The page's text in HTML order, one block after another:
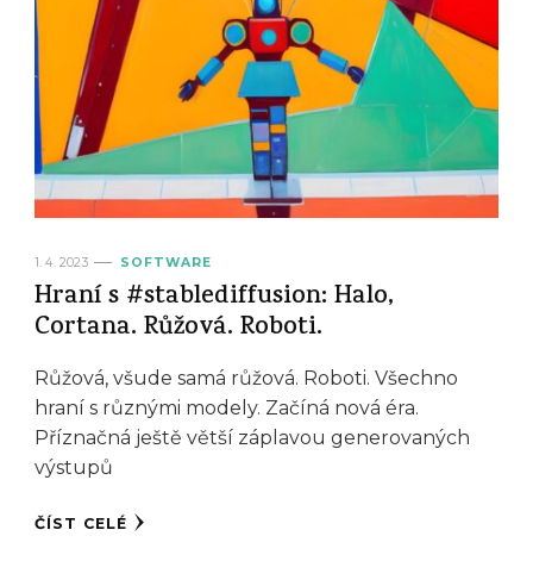
1. 4. 2023 SOFTWARE
Hraní s #stablediffusion: Halo,
Cortana. Růžová. Roboti.
Růžová, všude samá růžová. Roboti. Všechno
hraní s různými modely. Začíná nová éra.
Příznačná ještě větší záplavou generovaných
výstupů
ČÍST CELÉ